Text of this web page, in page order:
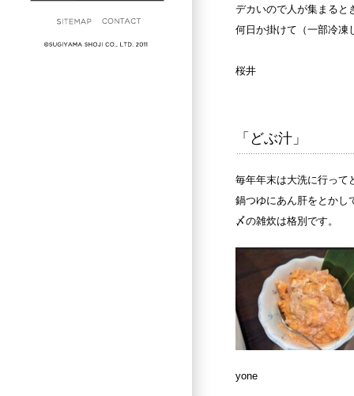
デカいので人が集まると
何日か掛けて（一部冷凍
桜井
「どぶ汁」
毎年年末は大洗に行って
鍋つゆにあん肝をとかし
〆の雑炊は格別です。
yone